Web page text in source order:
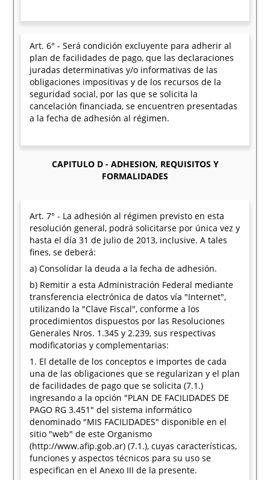
Art. 6° - Será condición excluyente para adherir al
plan de facilidades de pago, que las declaraciones
juradas determinativas y/o informativas de las
obligaciones impositivas y de los recursos de la
seguridad social, por las que se solicita la
cancelación financiada, se encuentren presentadas
a la fecha de adhesión al régimen.
CAPITULO D - ADHESION, REQUISITOS Y
FORMALIDADES
Art. 7° - La adhesión al régimen previsto en esta
resolución general, podrá solicitarse por única vez y
hasta el día 31 de julio de 2013, inclusive. A tales
fines, se deberá:
a) Consolidar la deuda a la fecha de adhesión.
b) Remitir a esta Administración Federal mediante
transferencia electrónica de datos vía "Internet",
utilizando la "Clave Fiscal", conforme a los
procedimientos dispuestos por las Resoluciones
Generales Nros. 1.345 y 2.239, sus respectivas
modificatorias y complementarias:
1. El detalle de los conceptos e importes de cada
una de las obligaciones que se regularizan y el plan
de facilidades de pago que se solicita (7.1.)
ingresando a la opción "PLAN DE FACILIDADES DE
PAGO RG 3.451" del sistema informático
denominado "MIS FACILIDADES" disponible en el
sitio "web" de este Organismo
(http://www.afip.gob.ar) (7.1.), cuyas características,
funciones y aspectos técnicos para su uso se
especifican en el Anexo III de la presente.